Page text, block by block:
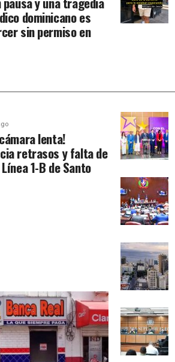
dominicano es
sin permiso en
lenta!
retrasos y falta de
1-B de Santo